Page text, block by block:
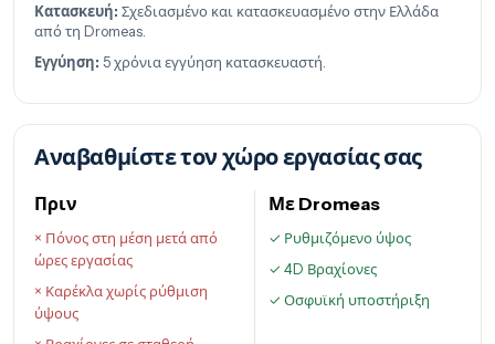
Κατασκευή: Σχεδιασμένο και κατασκευασμένο στην Ελλάδα
από τη Dromeas.
Εγγύηση: 5 χρόνια εγγύηση κατασκευαστή.
Αναβαθμίστε τον χώρο εργασίας σας
Πριν
× Πόνος στη μέση μετά από
ώρες εργασίας
× Καρέκλα χωρίς ρύθμιση
ύψους
Με Dromeas
✓ Ρυθμιζόμενο ύψος
✓ 4D Βραχίονες
✓ Οσφυϊκή υποστήριξη